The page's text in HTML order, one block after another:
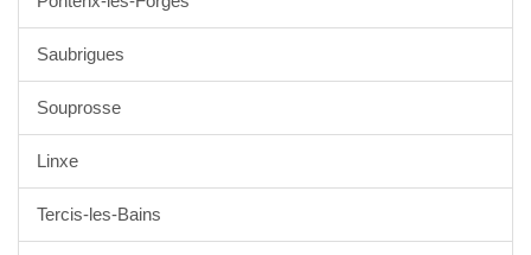
Saubrigues
Souprosse
Linxe
Tercis-les-Bains